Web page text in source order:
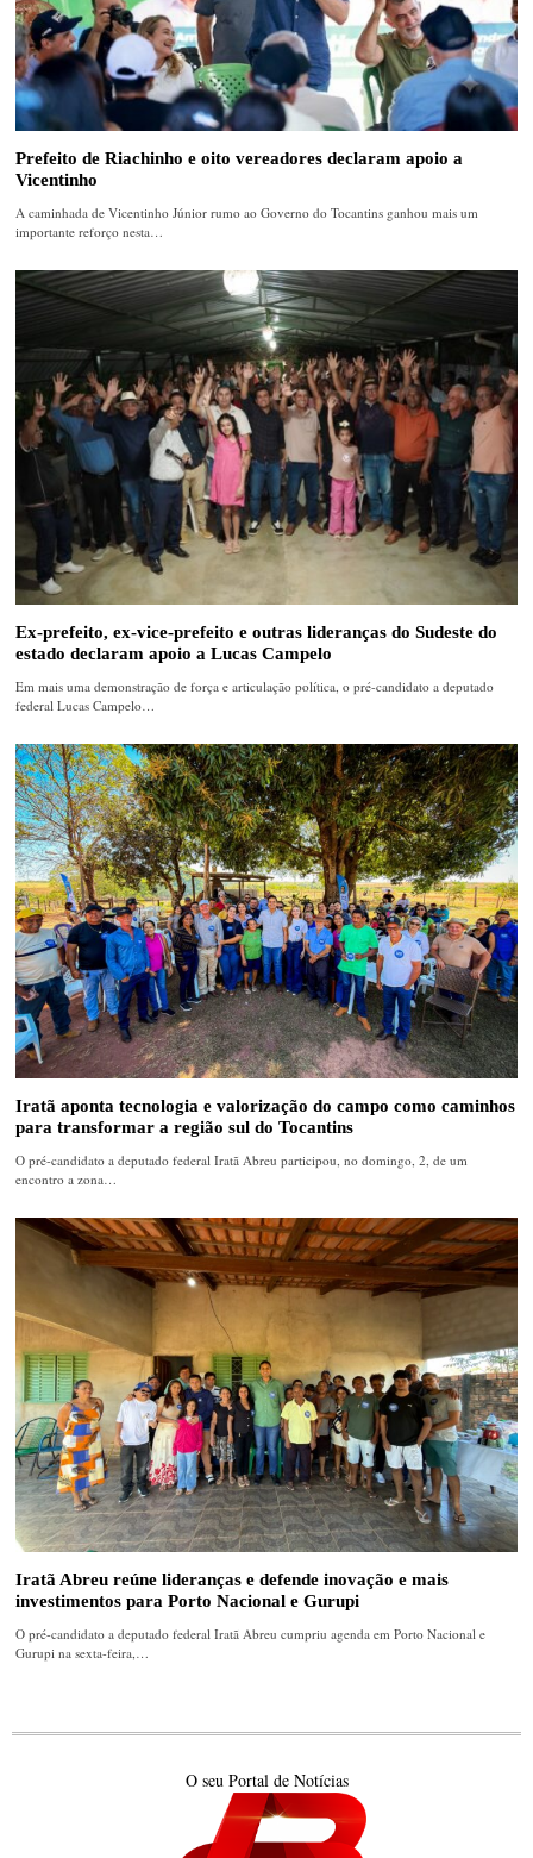
Prefeito de Riachinho e oito vereadores declaram apoio a
Vicentinho
A caminhada de Vicentinho Júnior rumo ao Governo do Tocantins ganhou mais um
importante reforço nesta…
Ex-prefeito, ex-vice-prefeito e outras lideranças do Sudeste do
estado declaram apoio a Lucas Campelo
Em mais uma demonstração de força e articulação política, o pré-candidato a deputado
federal Lucas Campelo…
Iratã aponta tecnologia e valorização do campo como caminhos
para transformar a região sul do Tocantins
O pré-candidato a deputado federal Iratã Abreu participou, no domingo, 2, de um
encontro a zona…
Iratã Abreu reúne lideranças e defende inovação e mais
investimentos para Porto Nacional e Gurupi
O pré-candidato a deputado federal Iratã Abreu cumpriu agenda em Porto Nacional e
Gurupi na sexta-feira,…
O seu Portal de Notícias